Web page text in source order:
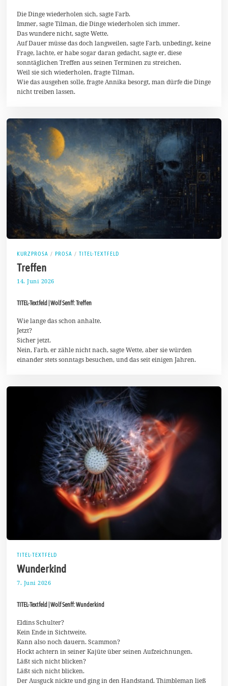
i
2
0
2
6
Die Dinge wiederholen sich, sagte Farb.
Immer, sagte Tilman, die Dinge wiederholen sich immer.
Das wundere nicht, sagte Wette.
Auf Dauer müsse das doch langweilen, sagte Farb, unbedingt, keine
Frage, lachte, er habe sogar daran gedacht, sagte er, diese
sonntäglichen Treffen aus seinen Terminen zu streichen.
Weil sie sich wiederholen, fragte Tilman.
Wie das ausgehen solle, fragte Annika besorgt, man dürfe die Dinge
nicht treiben lassen.
KURZPROSA / PROSA / TITEL-TEXTFELD
Treffen
14. Juni 2026
J
n
2
6
TITEL-Textfeld | Wolf Senff: Treffen
Wie lange das schon anhalte.
Jetzt?
Sicher jetzt.
Nein, Farb, er zähle nicht nach, sagte Wette, aber sie würden
einander stets sonntags besuchen, und das seit einigen Jahren.
TITEL-TEXTFELD
Wunderkind
7. Juni 2026
J
n
2
0
2
6
TITEL-Textfeld | Wolf Senff: Wunderkind
Eldins Schulter?
Kein Ende in Sichtweite.
Kann also noch dauern. Scammon?
Hockt achtern in seiner Kajüte über seinen Aufzeichnungen.
Läßt sich nicht blicken?
Läßt sich nicht blicken.
Der Ausguck nickte und ging in den Handstand. Thimbleman ließ